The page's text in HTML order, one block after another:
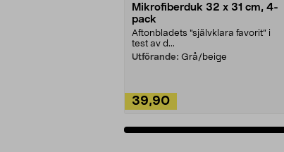
Mikrofiberduk 32 x 31 cm, 4-
pack
Aftonbladets "självklara favorit” i
test av d...
Utförande: Grå/beige
39,90